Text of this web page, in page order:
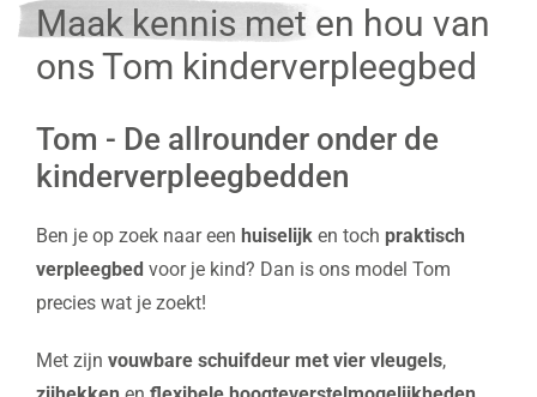
Maak kennis met en hou van
ons Tom kinderverpleegbed
Tom - De allrounder onder de
kinderverpleegbedden
Ben je op zoek naar een huiselijk en toch praktisch
verpleegbed voor je kind? Dan is ons model Tom
precies wat je zoekt!
Met zijn vouwbare schuifdeur met vier vleugels,